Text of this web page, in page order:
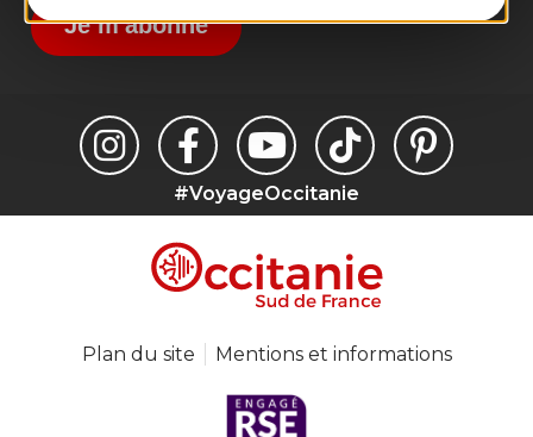
Je m'abonne
#VoyageOccitanie
Plan du site Mentions et informations